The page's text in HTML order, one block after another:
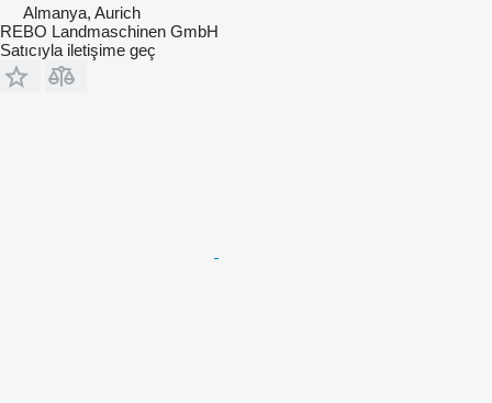
Almanya, Aurich
REBO Landmaschinen GmbH
Satıcıyla iletişime geç